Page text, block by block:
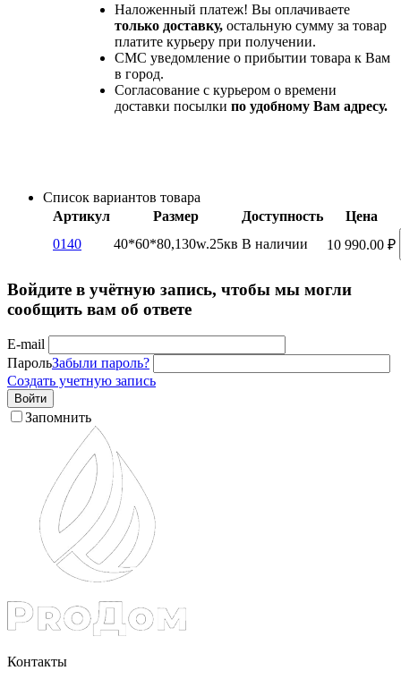
Наложенный платеж! Вы оплачиваете
только доставку, остальную сумму за товар
платите курьеру при получении.
СМС уведомление о прибытии товара к Вам
в город.
Согласование с курьером о времени
доставки посылки по удобному Вам адресу.
Список вариантов товара
Артикул
Размер Доступность
Цена
0140
40*60*80,130w.25кв В наличии 10 990.00 ₽
Войдите в учётную запись, чтобы мы могли
сообщить вам об ответе
E-mail
ПарольЗабыли пароль?
Создать учетную запись
Войти
Запомнить
Контакты